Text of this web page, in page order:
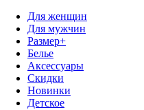
Для женщин
Для мужчин
Размер+
Белье
Аксессуары
Скидки
Новинки
Детское